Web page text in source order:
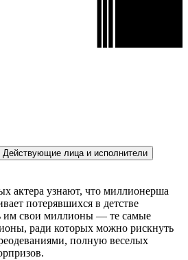
Действующие лица и исполнители
актера узнают, что миллионерша
потерявшихся в детстве
им свои миллионы — те самые
ради которых можно рискнуть
полную веселых